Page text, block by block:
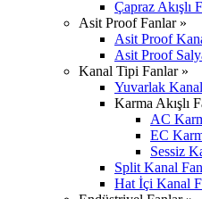
Çapraz Akışlı
Asit Proof Fanlar »
Asit Proof
Asit Proof
Kanal Tipi Fanlar »
Yuvarlak
Karma Akışlı
AC
EC
Sessiz
Split Kanal
Hat İçi Kanal